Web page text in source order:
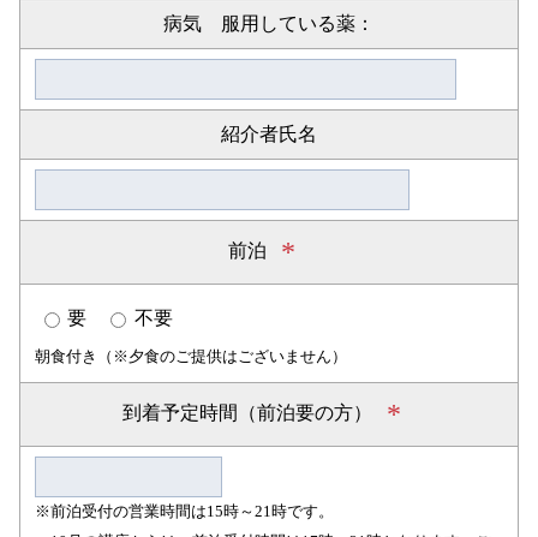
病気 服用している薬：
紹介者氏名
前泊 *
要 不要
朝食付き（※夕食のご提供はございません）
到着予定時間（前泊要の方） *
※前泊受付の営業時間は15時～21時です。